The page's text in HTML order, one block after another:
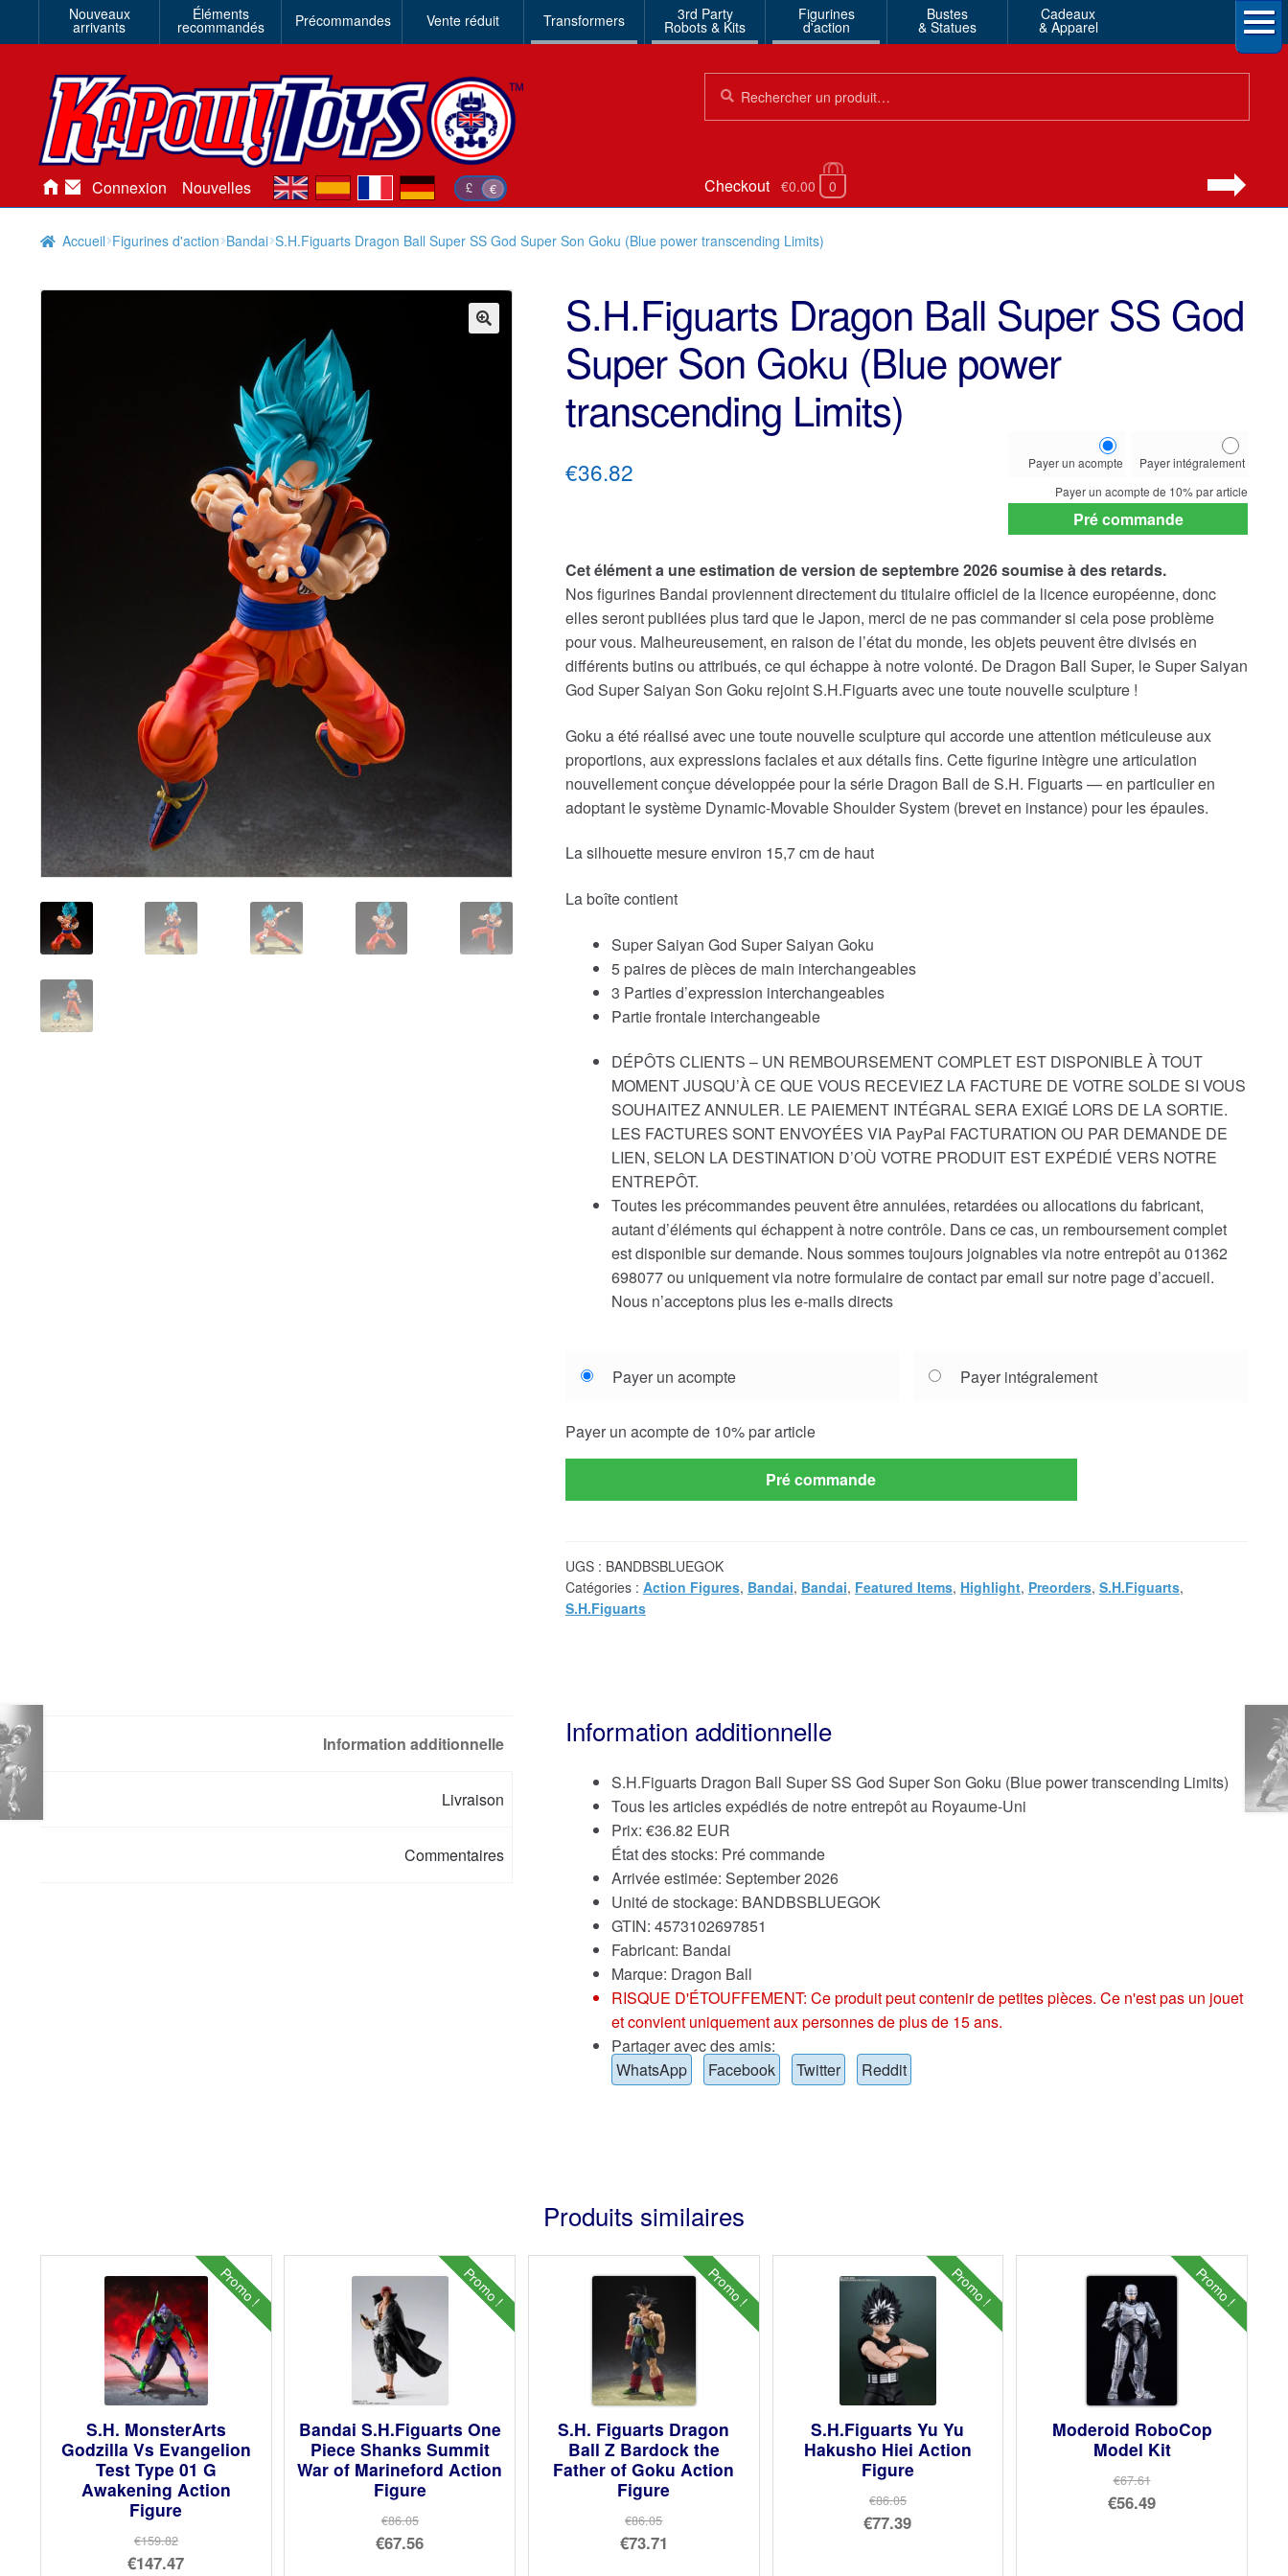
Nouveaux
arrivants
Éléments
recommandés Précommandes Vente réduit Transformers 3rd Party
Robots & Kits
Figurines
d'action
Bustes
& Statues
Cadeaux
& Apparel
Connexion Nouvelles £ €
en es de Checkout €0.00 0
Accueil Figurines d'action Bandai S.H.Figuarts Dragon Ball Super SS God Super Son Goku (Blue power transcending Limits)
S.H.Figuarts Dragon Ball Super SS God
Super Son Goku (Blue power
transcending Limits)
your
payment
Payer un acompte
Payer intégralement
Payer un acompte de 10%par article
Pré commande
€36.82
Cet élément a une estimation de version de septembre 2026 soumise à des retards.
Nos figurines Bandai proviennent directement du titulaire officiel de la licence européenne, donc
elles seront publiées plus tard que le Japon, merci de ne pas commander si cela pose problème
pour vous. Malheureusement, en raison de l’état du monde, les objets peuvent être divisés en
différents butins ou attribués, ce qui échappe à notre volonté. De Dragon Ball Super, le Super Saiyan
God Super Saiyan Son Goku rejoint S.H.Figuarts avec une toute nouvelle sculpture !
Goku a été réalisé avec une toute nouvelle sculpture qui accorde une attention méticuleuse aux
proportions, aux expressions faciales et aux détails fins. Cette figurine intègre une articulation
nouvellement conçue développée pour la série Dragon Ball de S.H. Figuarts — en particulier en
adoptant le système Dynamic-Movable Shoulder System (brevet en instance) pour les épaules.
La silhouette mesure environ 15,7 cm de haut
La boîte contient
Super Saiyan God Super Saiyan Goku
5 paires de pièces de main interchangeables
3 Parties d’expression interchangeables
Partie frontale interchangeable
DÉPÔTS CLIENTS – UN REMBOURSEMENT COMPLET EST DISPONIBLE À TOUT
MOMENT JUSQU’À CE QUE VOUS RECEVIEZ LA FACTURE DE VOTRE SOLDE SI VOUS
SOUHAITEZ ANNULER. LE PAIEMENT INTÉGRAL SERA EXIGÉ LORS DE LA SORTIE.
LES FACTURES SONT ENVOYÉES VIA PayPal FACTURATION OU PAR DEMANDE DE
LIEN, SELON LA DESTINATION D’OÙ VOTRE PRODUIT EST EXPÉDIÉ VERS NOTRE
ENTREPÔT.
Toutes les précommandes peuvent être annulées, retardées ou allocations du fabricant,
autant d’éléments qui échappent à notre contrôle. Dans ce cas, un remboursement complet
est disponible sur demande. Nous sommes toujours joignables via notre entrepôt au 01362
698077 ou uniquement via notre formulaire de contact par email sur notre page d’accueil.
Nous n’acceptons plus les e-mails directs
your
option
Payer un acompte Payer intégralement
Payer un acompte de 10%par article
Pré commande
UGS : BANDBSBLUEGOK
Catégories : Action Figures, Bandai, Bandai, Featured Items, Highlight, Preorders, S.H.Figuarts,
S.H.Figuarts
Information additionnelle
Livraison
Commentaires
Information additionnelle
S.H.Figuarts Dragon Ball Super SS God Super Son Goku (Blue power transcending Limits)
Tous les articles expédiés de notre entrepôt au Royaume-Uni
Prix: €36.82 EUR
État des stocks: Pré commande
Arrivée estimée: September 2026
Unité de stockage: BANDBSBLUEGOK
GTIN: 4573102697851
Fabricant: Bandai
Marque: Dragon Ball
RISQUE D'ÉTOUFFEMENT: Ce produit peut contenir de petites pièces. Ce n'est pas un jouet
et convient uniquement aux personnes de plus de 15 ans.
Partager avec des amis:
WhatsApp
Facebook Twitter Reddit
Produits similaires
Promo !
S.H. MonsterArts
Godzilla Vs Evangelion
Test Type 01 G
Awakening Action
Figure
€159.82
Le
€147.47
Promo !
Bandai S.H.Figuarts One
Piece Shanks Summit
War of Marineford Action
Figure
€86.05
Le
€67.56
Promo !
S.H. Figuarts Dragon
Ball Z Bardock the
Father of Goku Action
Figure
€86.05
Le
€73.71
Promo !
S.H.Figuarts Yu Yu
Hakusho Hiei Action
Figure
€86.05
Le
€77.39
Promo !
Moderoid RoboCop
Model Kit
€67.61
Le
€56.49